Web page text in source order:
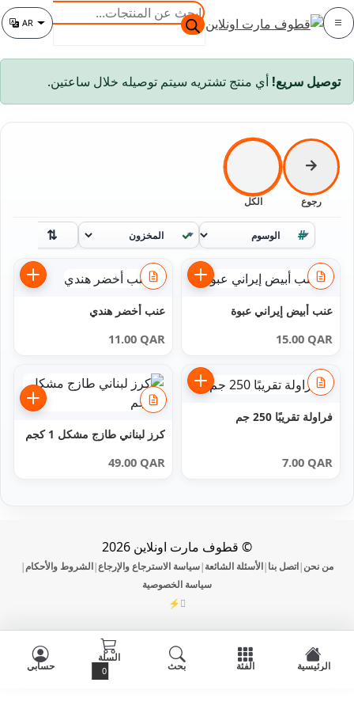
تخطي
إلى
تخطي
إلىالفئة
البحث
عن
ARتغيير اللغة
توصيل سريع! أي منتج تشتريه سيتم توصيله خلال ساعتين.
←
رجوع الكل
الوسوم
المخزون
ترتيب
حسب
عنب أبيض إيراني عبوة
15.00 QAR
عنب أخضر هندي
11.00 QAR
فراولة تقريبًا 250 جم
7.00 QAR
كرز لبناني طازج مشكل 1 كجم
49.00 QAR
© قطوف مارت اونلاين 2026
من نحن اتصل بنا الأسئلة الشائعة سياسة الاسترجاع والإرجاع الشروط والأحكام
سياسة الخصوصية
⚡
DevOmman
الرئيسية الفئة بحث
السلة
0
حسابي